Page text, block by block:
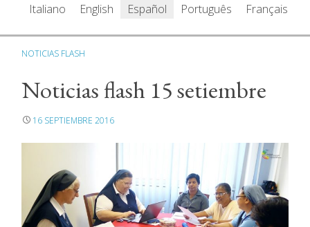
Italiano English Español Português Français
NOTICIAS FLASH
Noticias flash 15 setiembre
16 SEPTIEMBRE 2016